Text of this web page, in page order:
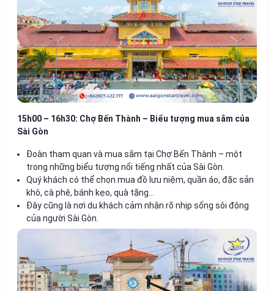
15h00 – 16h30: Chợ Bến Thành – Biểu tượng mua sắm của
Sài Gòn
Đoàn tham quan và mua sắm tại Chợ Bến Thành – một
trong những biểu tượng nổi tiếng nhất của Sài Gòn.
Quý khách có thể chọn mua đồ lưu niệm, quần áo, đặc sản
khô, cà phê, bánh kẹo, quà tặng…
Đây cũng là nơi du khách cảm nhận rõ nhịp sống sôi động
của người Sài Gòn.